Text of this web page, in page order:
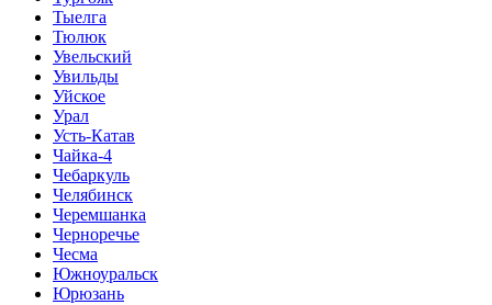
Тыелга
Тюлюк
Увельский
Увильды
Уйское
Урал
Усть-Катав
Чайка-4
Чебаркуль
Челябинск
Черемшанка
Черноречье
Чесма
Южноуральск
Юрюзань